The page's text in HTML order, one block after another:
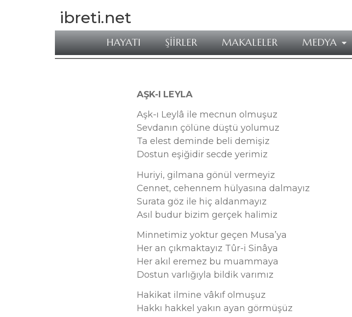
ibreti.net
HAYATI ŞİİRLER MAKALELER MEDYA
AŞK-I LEYLA
Aşk-ı Leylâ ile mecnun olmuşuz
Sevdanın çölüne düştü yolumuz
Ta elest deminde beli demişiz
Dostun eşiğidir secde yerimiz
Huriyi, gilmana gönül vermeyiz
Cennet, cehennem hülyasına dalmayız
Surata göz ile hiç aldanmayız
Asıl budur bizim gerçek halimiz
Minnetimiz yoktur geçen Musa’ya
Her an çıkmaktayız Tûr-i Sinâya
Her akıl eremez bu muammaya
Dostun varlığıyla bildik varımız
Hakikat ilmine vâkıf olmuşuz
Hakkı hakkel yakın ayan görmüşüz